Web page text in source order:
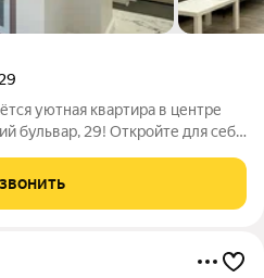
29
уютная квартира в центре
ждёт своего нового владельца!